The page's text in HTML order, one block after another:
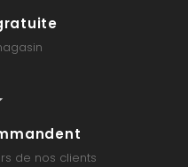
de nos clients